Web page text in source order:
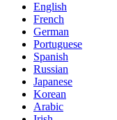
English
French
German
Portuguese
Spanish
Russian
Japanese
Korean
Arabic